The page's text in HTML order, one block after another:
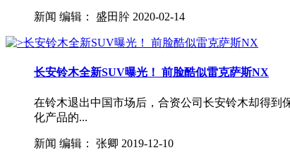
新闻 编辑： 盛田肸 2020-02-14
长安铃木全新SUV曝光！ 前脸酷似雷克萨斯NX
在铃木退出中国市场后，合资公司长安铃木却得到
化产品的...
新闻 编辑： 张卿 2019-12-10